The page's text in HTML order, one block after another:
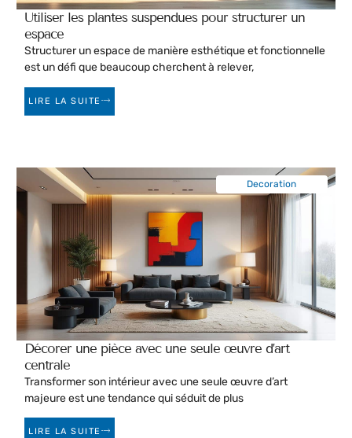
Utiliser les plantes suspendues pour structurer un
espace
Structurer un espace de manière esthétique et fonctionnelle
est un défi que beaucoup cherchent à relever,
LIRE LA SUITE
Décorer une pièce avec une seule œuvre d’art
centrale
Transformer son intérieur avec une seule œuvre d’art
majeure est une tendance qui séduit de plus
LIRE LA SUITE
Decoration